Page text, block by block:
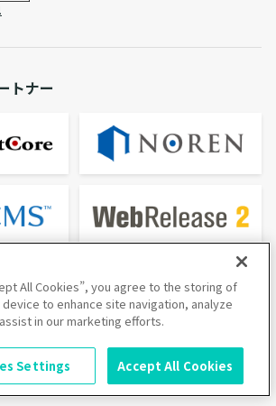
トナー
All Cookies”, you agree to the storing of
to enhance site navigation, analyze
in our marketing efforts.
Accept All Cookies
Settings